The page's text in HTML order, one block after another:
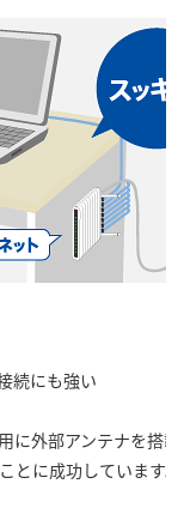
続にも強い
に外部アンテナを搭
とに成功しています。